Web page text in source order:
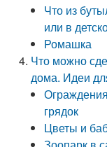
Что из
или в
Ромашка
Что можно
дома. Идеи
грядок
Цветы и